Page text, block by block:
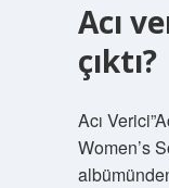
Acı
çıktı?
Acı
Women’s